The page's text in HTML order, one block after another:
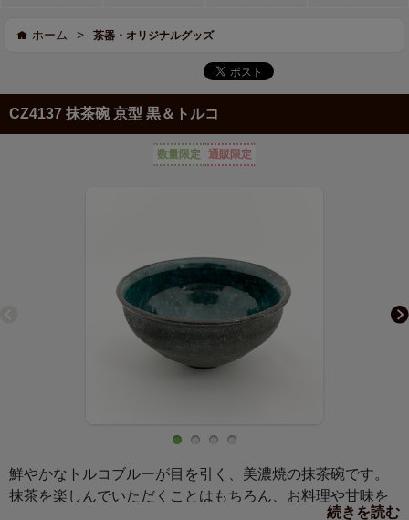
ホーム > 茶器・オリジナルグッズ
CZ4137 抹茶碗 京型 黒＆トルコ
数量限定 通販限定
鮮やかなトルコブルーが目を引く、美濃焼の抹茶碗です。
抹茶を楽しんでいただくことはもちろん、お料理や甘味を
続きを読む